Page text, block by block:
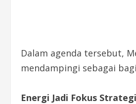
Dalam agenda tersebut,
mendampingi sebagai
Energi Jadi Fokus